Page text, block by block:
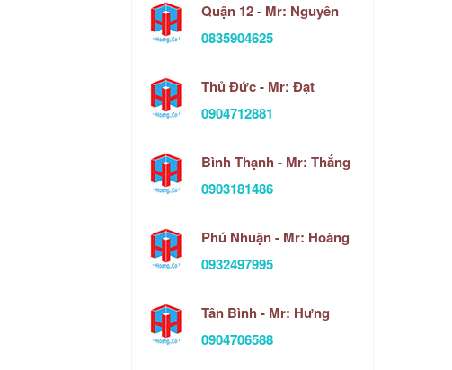
Quận 12 - Mr: Nguyên
0835904625
Thủ Đức - Mr: Đạt
0904712881
Bình Thạnh - Mr: Thắng
0903181486
Phú Nhuận - Mr: Hoàng
0932497995
Tân Bình - Mr: Hưng
0904706588